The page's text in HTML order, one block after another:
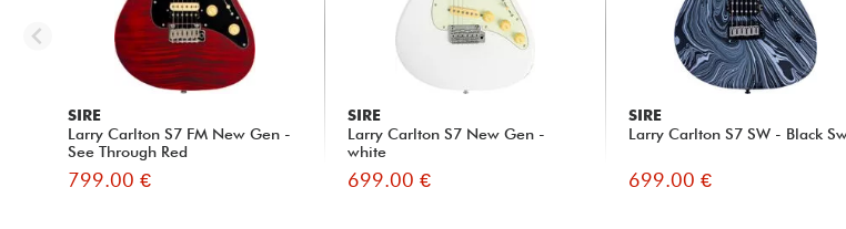
SIRE
Larry Carlton S7 FM New Gen -
See Through Red
799.00 €
SIRE
Larry Carlton S7 New Gen -
white
699.00 €
SIRE
Larry Carlton S7 SW - Black
699.00 €